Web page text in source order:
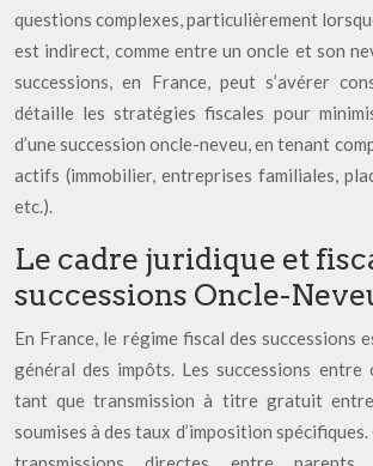
questions complexes, particulièrement
est indirect, comme entre un oncle et son
successions, en France, peut s’avérer
détaille les stratégies fiscales pour
d’une succession oncle-neveu, en tenant
actifs (immobilier, entreprises familiales,
etc.).
Le cadre juridique et
successions Oncle-
En France, le régime fiscal des successions
général des impôts. Les successions entre
tant que transmission à titre gratuit
soumises à des taux d’imposition